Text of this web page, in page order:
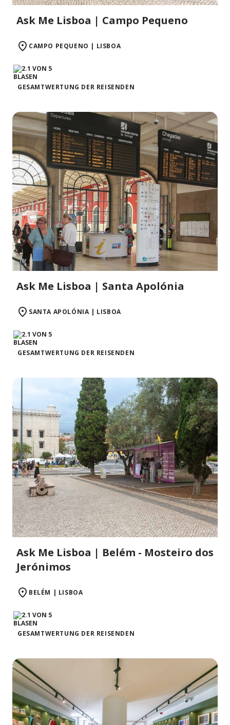
Ask Me Lisboa | Campo Pequeno
CAMPO PEQUENO | LISBOA
GESAMTWERTUNG DER REISENDEN
Ask Me Lisboa | Santa Apolónia
SANTA APOLÓNIA | LISBOA
GESAMTWERTUNG DER REISENDEN
Ask Me Lisboa | Belém - Mosteiro dos
Jerónimos
BELÉM | LISBOA
GESAMTWERTUNG DER REISENDEN